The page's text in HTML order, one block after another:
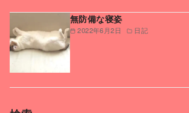
2022年6月2日 日記
無防備な寝姿